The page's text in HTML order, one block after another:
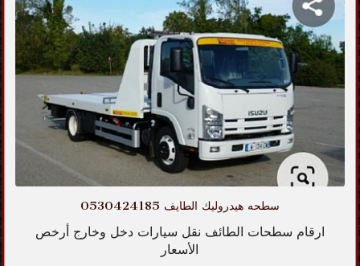
سطحه هيدروليك الطايف 0530424185
ارقام سطحات الطائف نقل سيارات دخل وخارج أرخص
الأسعار